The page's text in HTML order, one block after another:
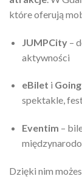
które oferują
JUMPCity–
aktywności
eBilet i Going
spektakle,
Eventim –
Dzięki nim